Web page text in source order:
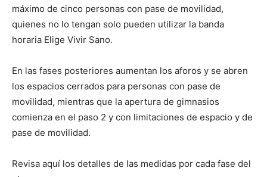
máximo de cinco personas con pase de movilidad,
quienes no lo tengan solo pueden utilizar la banda
horaria Elige Vivir Sano.
En las fases posteriores aumentan los aforos y se abren
los espacios cerrados para personas con pase de
movilidad, mientras que la apertura de gimnasios
comienza en el paso 2 y con limitaciones de espacio y de
pase de movilidad.
Revisa aquí los detalles de las medidas por cada fase del